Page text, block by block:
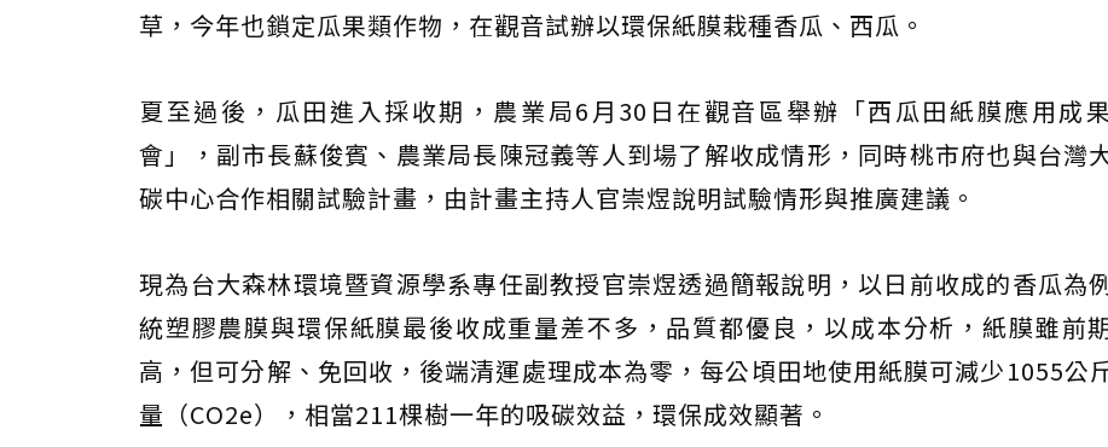
草，今年也鎖定瓜果類作物，在觀音試辦以環保紙膜栽種香瓜、西瓜。
夏至過後，瓜田進入採收期，農業局6月30日在觀音區舉辦「西瓜田紙膜應用成
會」，副市長蘇俊賓、農業局長陳冠義等人到場了解收成情形，同時桃市府也與台灣
碳中心合作相關試驗計畫，由計畫主持人官崇煜說明試驗情形與推廣建議。
現為台大森林環境暨資源學系專任副教授官崇煜透過簡報說明，以日前收成的香瓜為
統塑膠農膜與環保紙膜最後收成重量差不多，品質都優良，以成本分析，紙膜雖前
高，但可分解、免回收，後端清運處理成本為零，每公頃田地使用紙膜可減少1055公
量（CO2e），相當211棵樹一年的吸碳效益，環保成效顯著。